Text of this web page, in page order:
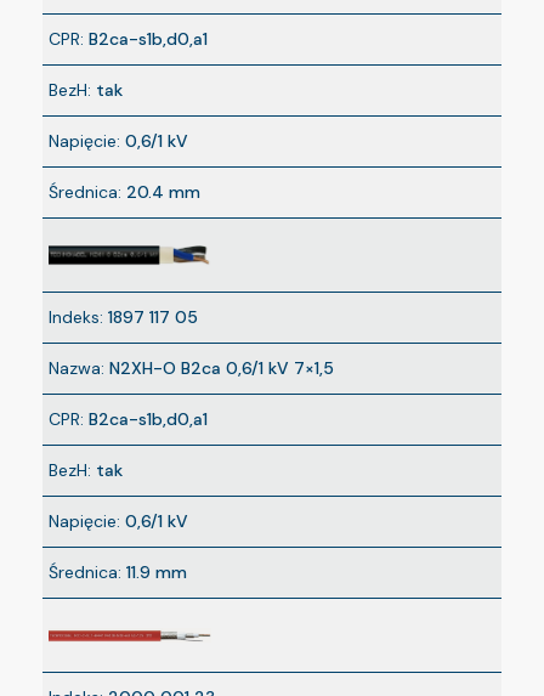
CPR: B2ca-s1b,d0,a1
BezH: tak
Napięcie: 0,6/1 kV
Średnica: 20.4 mm
Indeks: 1897 117 05
Nazwa: N2XH-O B2ca 0,6/1 kV 7×1,5
CPR: B2ca-s1b,d0,a1
BezH: tak
Napięcie: 0,6/1 kV
Średnica: 11.9 mm